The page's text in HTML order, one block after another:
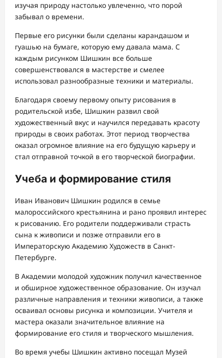
изучая природу настолько увлеченно, что порой
забывал о времени.
Первые его рисунки были сделаны карандашом и
гуашью на бумаге, которую ему давала мама. С
каждым рисунком Шишкин все больше
совершенствовался в мастерстве и смелее
использовал разнообразные техники и материалы.
Благодаря своему первому опыту рисования в
родительской избе, Шишкин развил свой
художественный вкус и научился передавать красоту
природы в своих работах. Этот период творчества
оказал огромное влияние на его будущую карьеру и
стал отправной точкой в его творческой биографии.
Учеба и формирование стиля
Иван Иванович Шишкин родился в семье
малороссийского крестьянина и рано проявил интерес
к рисованию. Его родители поддерживали страсть
сына к живописи и позже отправили его в
Императорскую Академию Художеств в Санкт-
Петербурге.
В Академии молодой художник получил качественное
и обширное художественное образование. Он изучал
различные направления и техники живописи, а также
осваивал основы рисунка и композиции. Учителя и
мастера оказали значительное влияние на
формирование его стиля и творческого мышления.
Во время учебы Шишкин активно посещал Музей